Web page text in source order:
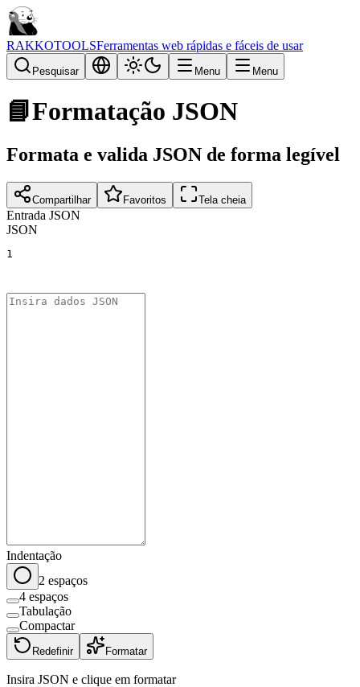
RAKKOTOOLSFerramentas web rápidas e fáceis de usar
Pesquisar Menu Menu
📘Formatação JSON
Formata e valida JSON de forma legível
Compartilhar Favoritos Tela cheia
Entrada JSON
JSON
1
Indentação
2 espaços
4 espaços
Tabulação
Compactar
Redefinir Formatar
Insira JSON e clique em formatar